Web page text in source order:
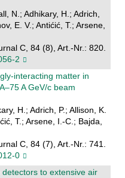
N.; Adhikary, H.; Adrich,
E. V.; Antićić, T.; Arsene,
C, 84 (8), Art.-Nr.: 820.
2
interacting matter in
A GeV/c beam
H.; Adrich, P.; Allison, K.
T.; Arsene, I.-C.; Bajda,
C, 84 (7), Art.-Nr.: 741.
0
to extensive air